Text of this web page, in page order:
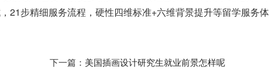
21步精细服务流程，硬性四维标准+六维背景提升等留学服务体
下一篇： 美国插画设计研究生就业前景怎样呢